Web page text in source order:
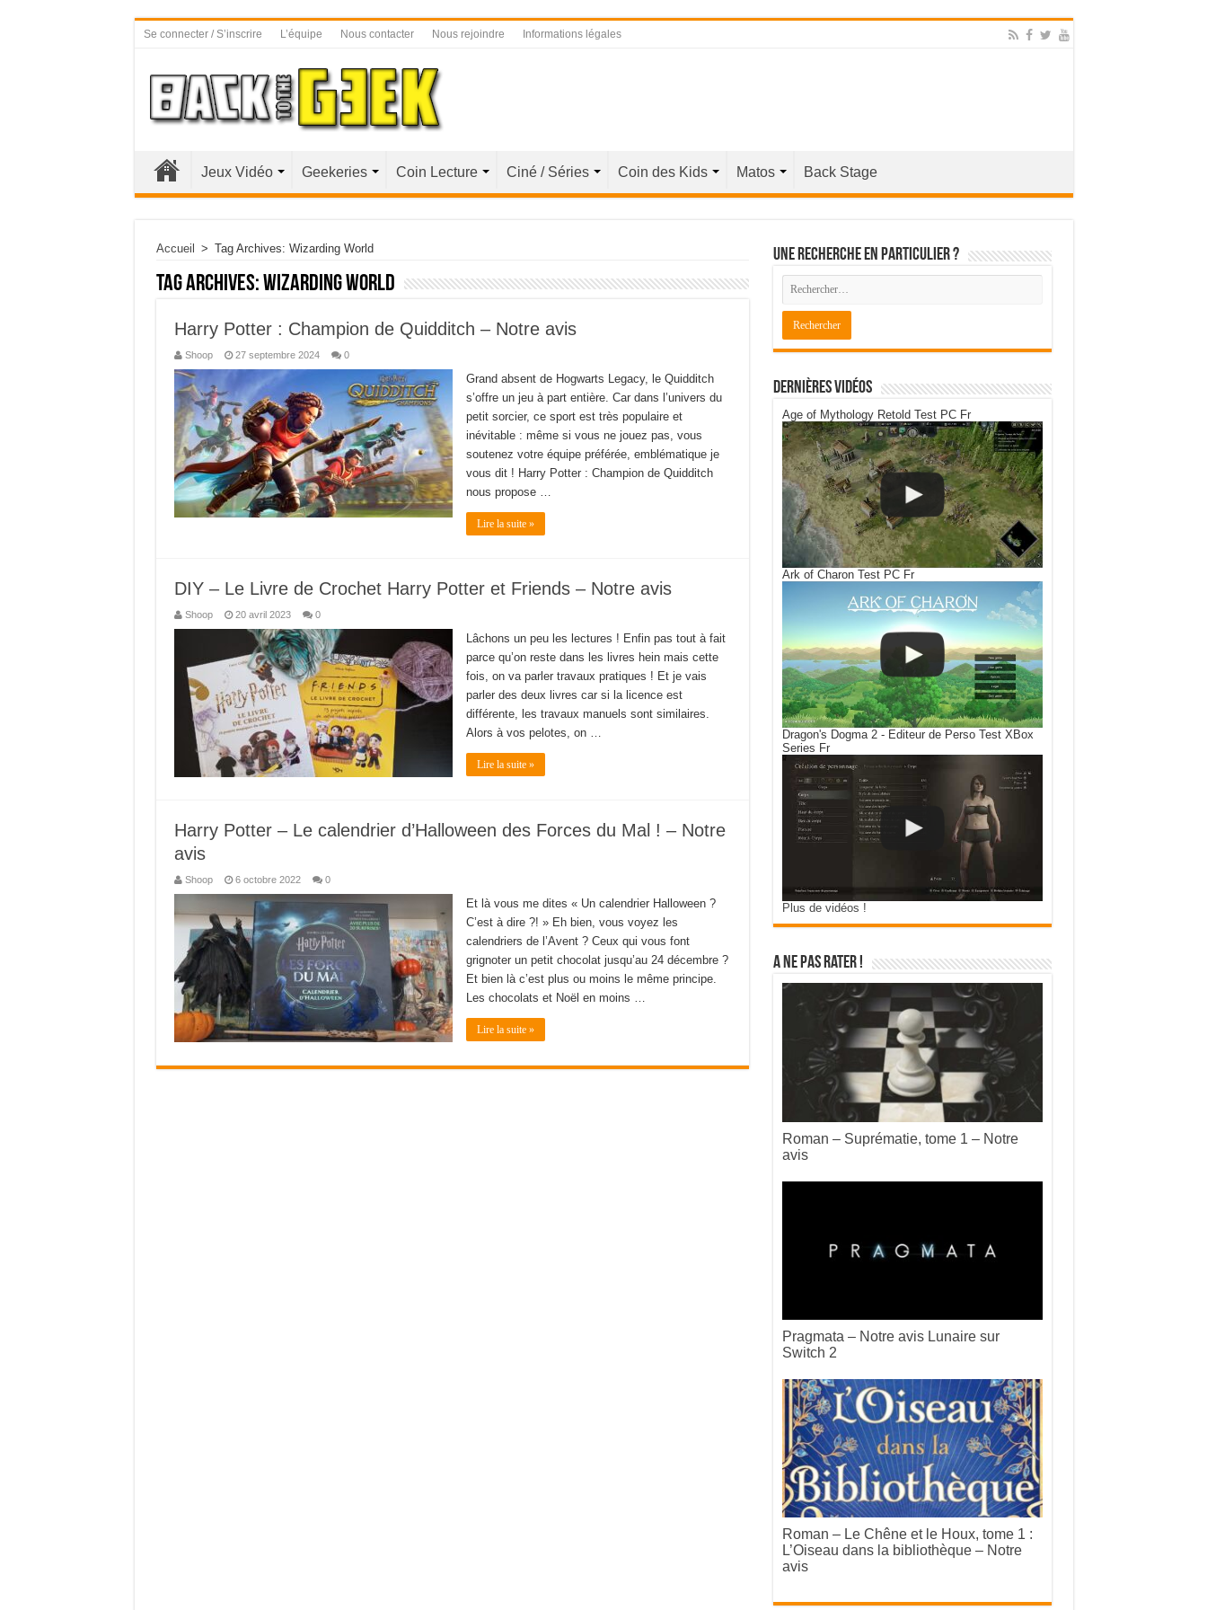
Se connecter / S’inscrire L’équipe Nous contacter Nous rejoindre Informations légales
Jeux Vidéo Geekeries Coin Lecture Ciné / Séries Coin des Kids Matos Back Stage
Accueil > Tag Archives: Wizarding World
Tag Archives:Wizarding World
Harry Potter : Champion de Quidditch – Notre avis
Shoop 27 septembre 2024 0
Grand absent de Hogwarts Legacy, le Quidditch
s’offre un jeu à part entière. Car dans l’univers du
petit sorcier, ce sport est très populaire et
inévitable : même si vous ne jouez pas, vous
soutenez votre équipe préférée, emblématique je
vous dit ! Harry Potter : Champion de Quidditch
nous propose …
Lire la suite »
DIY – Le Livre de Crochet Harry Potter et Friends – Notre avis
Shoop 20 avril 2023 0
Lâchons un peu les lectures ! Enfin pas tout à fait
parce qu’on reste dans les livres hein mais cette
fois, on va parler travaux pratiques ! Et je vais
parler des deux livres car si la licence est
différente, les travaux manuels sont similaires.
Alors à vos pelotes, on …
Lire la suite »
Harry Potter – Le calendrier d’Halloween des Forces du Mal ! – Notre
avis
Shoop 6 octobre 2022 0
Et là vous me dites « Un calendrier Halloween ?
C’est à dire ?! » Eh bien, vous voyez les
calendriers de l’Avent ? Ceux qui vous font
grignoter un petit chocolat jusqu’au 24 décembre ?
Et bien là c’est plus ou moins le même principe.
Les chocolats et Noël en moins …
Lire la suite »
Une recherche en particulier ?
Dernières Vidéos
Age of Mythology Retold Test PC Fr
Ark of Charon Test PC Fr
Dragon's Dogma 2 - Editeur de Perso Test XBox
Series Fr
Plus de vidéos !
A ne pas rater !
Roman – Suprématie, tome 1 – Notre
avis
Pragmata – Notre avis Lunaire sur
Switch 2
Roman – Le Chêne et le Houx, tome 1 :
L’Oiseau dans la bibliothèque – Notre
avis